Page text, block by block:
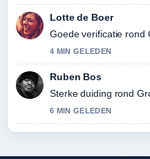
Lotte de Boer
Goede verificatie rond
4 MIN GELEDEN
Ruben Bos
Sterke duiding rond
6 MIN GELEDEN